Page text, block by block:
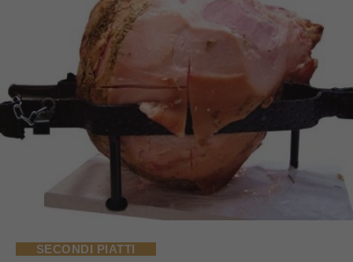
SECONDI PIATTI